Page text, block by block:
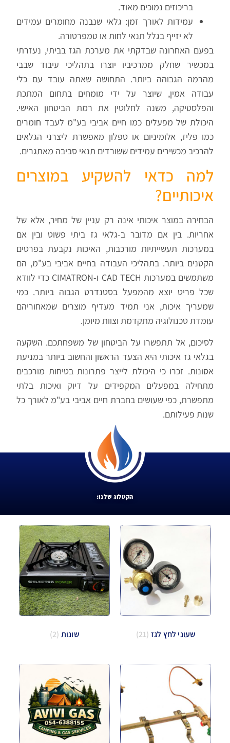
בריכוזים נמוכים מאוד.
עמידות לאורך זמן: גלאי שנבנה מחומרים עמידים
לא יזייף בגלל תנאי לחות או טמפרטורה.
בפעם האחרונה שבדקתי את מערכת הגז בביתי, נעזרתי
במכשיר שחלק ממרכיביו יוצרו בתהליכי עיבוד שבבי
מהרמה הגבוהה ביותר. התחושה שאתה עובד עם כלי
עבודה אמין, שיוצר על ידי מומחים בתחום המתכת
והפלסטיקה, משנה לחלוטין את רמת הביטחון האישי.
היכולת של מפעלים כמו חיים אביבי בע"מ לעבד חומרים
כמו פליז, אלומיניום או טפלון מאפשרת ליצרני הגלאים
להרכיב מכשירים עמידים ששורדים תנאי סביבה מאתגרים.
למה כדאי להשקיע במוצרים
איכותיים?
הבחירה במוצר איכותי אינה רק עניין של מחיר, אלא של
אחריות. בין אם מדובר ב-גלאי גז ביתי פשוט ובין אם
במערכות תעשייתיות מורכבות, האיכות נקבעת בפרטים
הקטנים ביותר. בתהליכי העבודה בחיים אביבי בע"מ, הם
משתמשים במערכות CAD TECH ו-CIMATRON כדי לוודא
שכל פריט יוצא מהמפעל בסטנדרט הגבוה ביותר. כמי
שמעריך איכות, אני תמיד מעדיף מוצרים שמאחוריהם
עומדת טכנולוגיה מתקדמת וצוות מיומן.
לסיכום, אל תתפשרו על הביטחון של משפחתכם. השקעה
בגלאי גז איכותי היא הצעד הראשון והחשוב ביותר במניעת
אסונות. זכרו כי היכולת לייצר פתרונות בטיחות מורכבים
מתחילה במפעלים המקפידים על דיוק ואיכות בלתי
מתפשרת, כפי שעושים בחברת חיים אביבי בע"מ לאורך כל
שנות פעילותם.
הקטלוג שלנו:
שעוני לחץ לגז (21) שונות (2)